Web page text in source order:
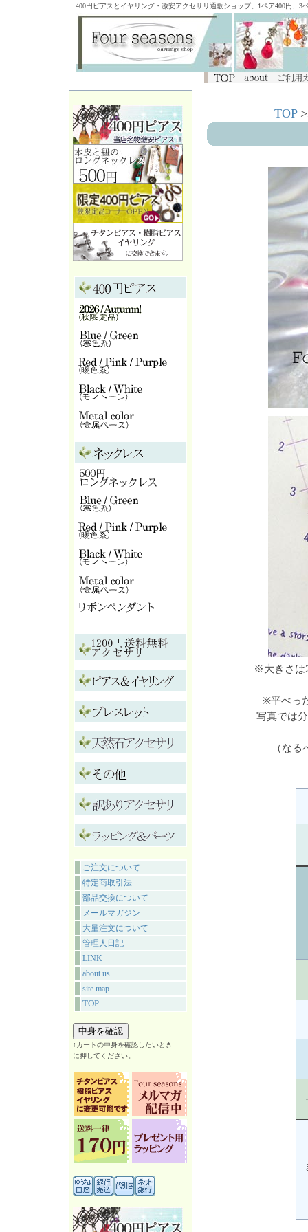
400円ピアスとイヤリング・激安アクセサリ通販ショップ。1ペア400円、
ご注文について
特定商取引法
部品交換について
メールマガジン
大量注文について
管理人日記
LINK
about us
site map
TOP
↑カートの中身を確認したいとき
に押してください。
TOP
※大きさは
※平べっ
写真では
（な